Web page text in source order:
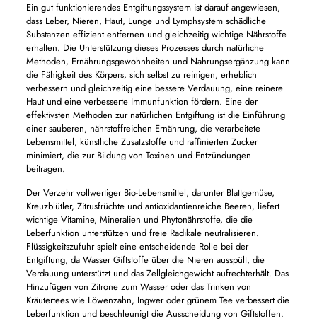
Ein gut funktionierendes Entgiftungssystem ist darauf angewiesen,
dass Leber, Nieren, Haut, Lunge und Lymphsystem schädliche
Substanzen effizient entfernen und gleichzeitig wichtige Nährstoffe
erhalten. Die Unterstützung dieses Prozesses durch natürliche
Methoden, Ernährungsgewohnheiten und Nahrungsergänzung kann
die Fähigkeit des Körpers, sich selbst zu reinigen, erheblich
verbessern und gleichzeitig eine bessere Verdauung, eine reinere
Haut und eine verbesserte Immunfunktion fördern. Eine der
effektivsten Methoden zur natürlichen Entgiftung ist die Einführung
einer sauberen, nährstoffreichen Ernährung, die verarbeitete
Lebensmittel, künstliche Zusatzstoffe und raffinierten Zucker
minimiert, die zur Bildung von Toxinen und Entzündungen
beitragen.
Der Verzehr vollwertiger Bio-Lebensmittel, darunter Blattgemüse,
Kreuzblütler, Zitrusfrüchte und antioxidantienreiche Beeren, liefert
wichtige Vitamine, Mineralien und Phytonährstoffe, die die
Leberfunktion unterstützen und freie Radikale neutralisieren.
Flüssigkeitszufuhr spielt eine entscheidende Rolle bei der
Entgiftung, da Wasser Giftstoffe über die Nieren ausspült, die
Verdauung unterstützt und das Zellgleichgewicht aufrechterhält. Das
Hinzufügen von Zitrone zum Wasser oder das Trinken von
Kräutertees wie Löwenzahn, Ingwer oder grünem Tee verbessert die
Leberfunktion und beschleunigt die Ausscheidung von Giftstoffen.